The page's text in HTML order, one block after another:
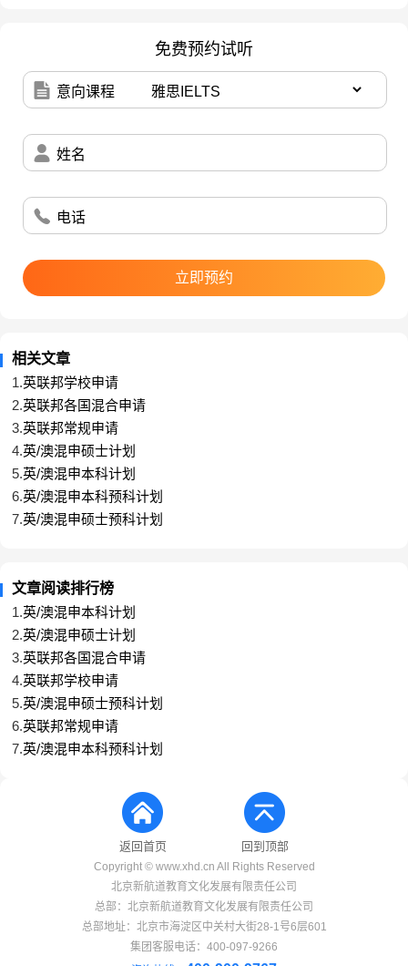
免费预约试听
意向课程
姓名
电话
立即预约
相关文章
1.英联邦学校申请
2.英联邦各国混合申请
3.英联邦常规申请
4.英/澳混申硕士计划
5.英/澳混申本科计划
6.英/澳混申本科预科计划
7.英/澳混申硕士预科计划
文章阅读排行榜
1.英/澳混申本科计划
2.英/澳混申硕士计划
3.英联邦各国混合申请
4.英联邦学校申请
5.英/澳混申硕士预科计划
6.英联邦常规申请
7.英/澳混申本科预科计划
返回首页 回到顶部
Copyright © www.xhd.cn All Rights Reserved
北京新航道教育文化发展有限责任公司
总部：北京新航道教育文化发展有限责任公司
总部地址：北京市海淀区中关村大街28-1号6层601
集团客服电话：400-097-9266